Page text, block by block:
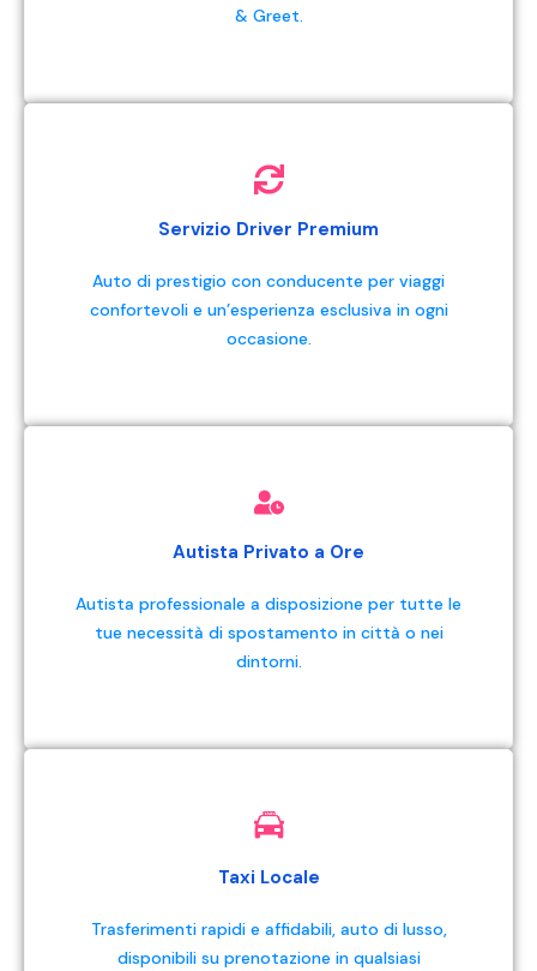
& Greet.
Servizio Driver Premium
Auto di prestigio con conducente per viaggi
confortevoli e un’esperienza esclusiva in ogni
occasione.
Autista Privato a Ore
Autista professionale a disposizione per tutte le
tue necessità di spostamento in città o nei
dintorni.
Taxi Locale
Trasferimenti rapidi e affidabili, auto di lusso,
disponibili su prenotazione in qualsiasi